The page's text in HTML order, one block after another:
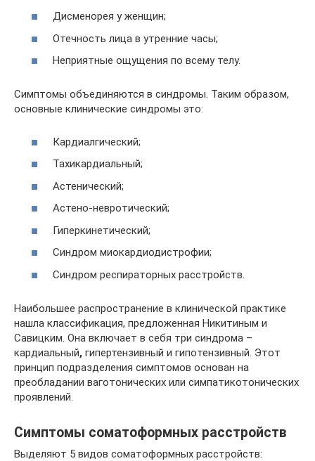
Дисменорея у женщин;
Отечность лица в утренние часы;
Неприятные ощущения по всему телу.
Симптомы объединяются в синдромы. Таким образом,
основные клинические синдромы это:
Кардиалгический;
Тахикардиальный;
Астенический;
Астено-невротический;
Гиперкинетический;
Синдром миокардиодистрофии;
Синдром респираторных расстройств.
Наибольшее распространение в клинической практике
нашла классификация, предложенная Никитиным и
Савицким. Она включает в себя три синдрома –
кардиальный, гипертензивный и гипотензивный. Этот
принцип подразделения симптомов основан на
преобладании ваготонических или симпатикотонических
проявлений.
Симптомы соматоформных расстройств
Выделяют 5 видов соматоформных расстройств: